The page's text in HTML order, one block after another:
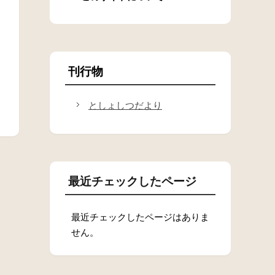
刊行物
としょしつだより
最近チェックしたページ
最近チェックしたページはありま
せん。